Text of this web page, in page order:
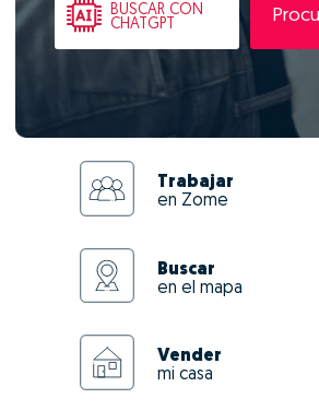
BUSCAR CON
CHATGPT
Trabajar
en Zome
Buscar
en el mapa
Vender
mi casa